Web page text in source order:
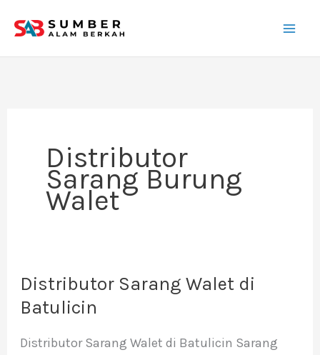
konten
Distributor
Sarang Burung
Walet
Distributor Sarang Walet di
Batulicin
Distributor Sarang Walet di Batulicin Sarang
Distributor
Sarang
di